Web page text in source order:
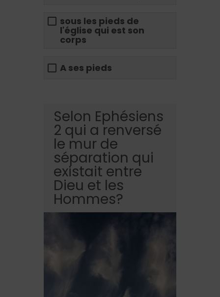
sous les pieds de
l'église qui est son
corps
A ses pieds
Selon Ephésiens
2 qui a renversé
le mur de
séparation qui
existait entre
Dieu et les
Hommes?